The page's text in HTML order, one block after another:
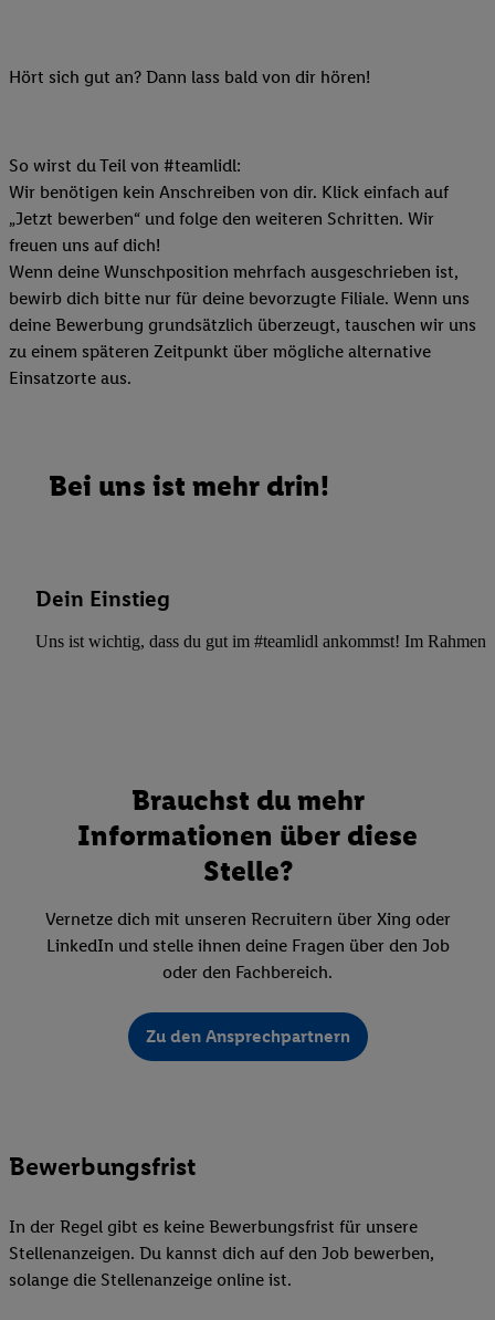
Hört sich gut an? Dann lass bald von dir hören!
So wirst du Teil von #teamlidl:
Wir benötigen kein Anschreiben von dir. Klick einfach auf
„Jetzt bewerben“ und folge den weiteren Schritten. Wir
freuen uns auf dich!
Wenn deine Wunschposition mehrfach ausgeschrieben ist,
bewirb dich bitte nur für deine bevorzugte Filiale. Wenn uns
deine Bewerbung grundsätzlich überzeugt, tauschen wir uns
zu einem späteren Zeitpunkt über mögliche alternative
Einsatzorte aus.
Bei uns ist mehr drin!
Dein Einstieg
Uns ist wichtig, dass du gut im #teamlidl ankommst! Im Rahmen
Brauchst du mehr
Informationen über diese
Stelle?
Vernetze dich mit unseren Recruitern über Xing oder
LinkedIn und stelle ihnen deine Fragen über den Job
oder den Fachbereich.
Zu den Ansprechpartnern
Bewerbungsfrist
In der Regel gibt es keine Bewerbungsfrist für unsere
Stellenanzeigen. Du kannst dich auf den Job bewerben,
solange die Stellenanzeige online ist.